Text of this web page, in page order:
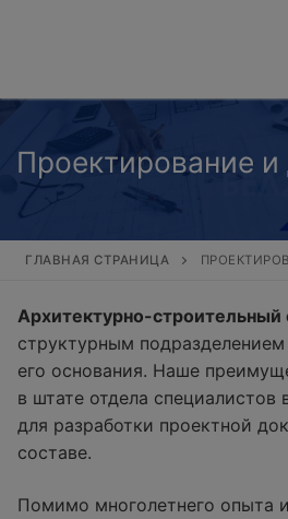
Проектирование и
ГЛАВНАЯ СТРАНИЦА
Архитектурно-строительный
структурным
его основания. Наше
в штате отдела специалистов
для разработки проектной
составе.
Помимо многолетнего опыта